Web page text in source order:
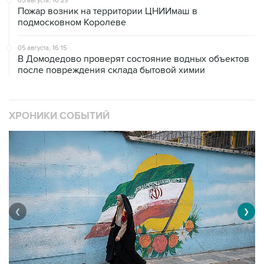
Пожар возник на территории ЦНИИмаш в
подмосковном Королеве
05 августа, 16:15
В Домодедово проверят состояние водных объектов
после повреждения склада бытовой химии
ХРОНИКИ СОБЫТИЙ
❮ ❯